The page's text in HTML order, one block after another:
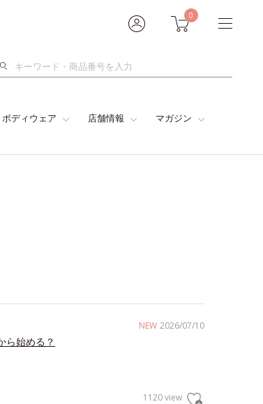
0
検
ボディウェア 店舗情報 マガジン
NEW 2026/07/10
ら始める？
1120 view